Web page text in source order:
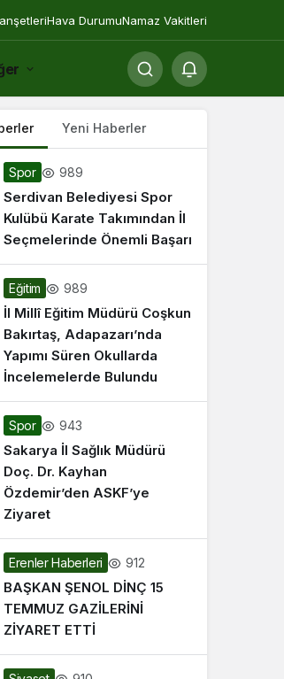
Hava DurumuNamaz Vakitleri
Yeni Haberler
Spor 989
Serdivan Belediyesi Spor
Kulübü Karate Takımından İl
Seçmelerinde Önemli Başarı
Eğitim 989
İl Millî Eğitim Müdürü Coşkun
Bakırtaş, Adapazarı’nda
Yapımı Süren Okullarda
İncelemelerde Bulundu
Spor 943
Sakarya İl Sağlık Müdürü
Doç. Dr. Kayhan
Özdemir’den ASKF’ye
Ziyaret
Erenler Haberleri 912
BAŞKAN ŞENOL DİNÇ 15
TEMMUZ GAZİLERİNİ
ZİYARET ETTİ